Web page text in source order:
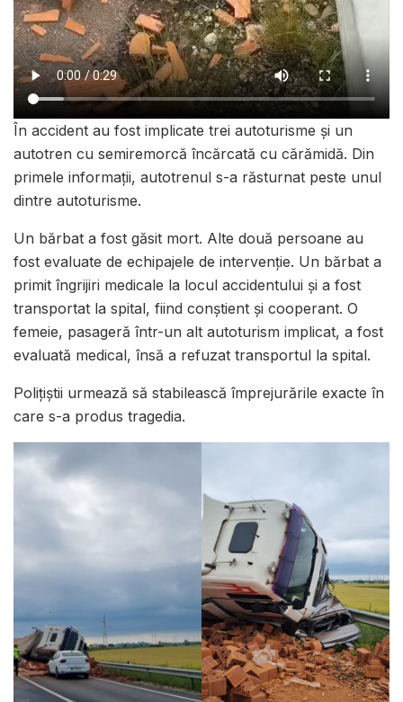
În accident au fost implicate trei autoturisme și un
autotren cu semiremorcă încărcată cu cărămidă. Din
primele informații, autotrenul s-a răsturnat peste unul
dintre autoturisme.
Un bărbat a fost găsit mort. Alte două persoane au
fost evaluate de echipajele de intervenție. Un bărbat a
primit îngrijiri medicale la locul accidentului și a fost
transportat la spital, fiind conștient și cooperant. O
femeie, pasageră într-un alt autoturism implicat, a fost
evaluată medical, însă a refuzat transportul la spital.
Polițiștii urmează să stabilească împrejurările exacte în
care s-a produs tragedia.